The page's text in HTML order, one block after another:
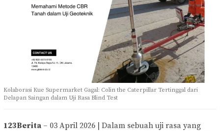
Kolaborasi Kue Supermarket Gagal: Colin the Caterpillar Tertinggal dari
Delapan Saingan dalam Uji Rasa Blind Test
123Berita – 03 April 2026 | Dalam sebuah uji rasa yang